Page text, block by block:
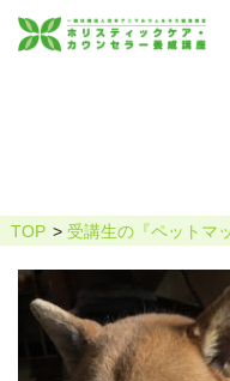
TOP 受講生の『ペットマ